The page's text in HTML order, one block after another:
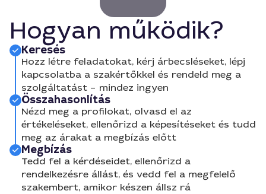
Hogyan működik?
Keresés
Hozz létre feladatokat, kérj árbecsléseket, lépj
kapcsolatba a szakértőkkel és rendeld meg a
szolgáltatást – mindez ingyen
Összahasonlítás
Nézd meg a profilokat, olvasd el az
értékeléseket, ellenőrizd a képesítéseket és tudd
meg az árakat a megbízás előtt
Megbízás
Tedd fel a kérdéseidet, ellenőrizd a
rendelkezésre állást, és vedd fel a megfelelő
szakembert, amikor készen állsz rá